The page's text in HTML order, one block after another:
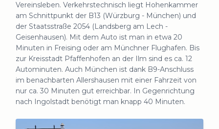
Vereinsleben. Verkehrstechnisch liegt Hohenkammer
am Schnittpunkt der B13 (Würzburg - München) und
der Staatsstraße 2054 (Landsberg am Lech -
Geisenhausen). Mit dem Auto ist man in etwa 20
Minuten in Freising oder am Münchner Flughafen. Bis
zur Kreisstadt Pfaffenhofen an der Ilm sind es ca. 12
Autominuten. Auch München ist dank B9-Anschluss
im benachbarten Allershausen mit einer Fahrzeit von
nur ca. 30 Minuten gut erreichbar. In Gegenrichtung
nach Ingolstadt benötigt man knapp 40 Minuten.